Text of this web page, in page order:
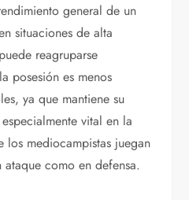
general de un
situaciones de alta
reagruparse
posesión es menos
ya que mantiene su
vital en la
los mediocampistas juegan
como en defensa.